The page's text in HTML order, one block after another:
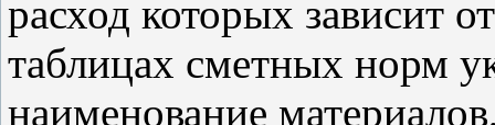
расход которых зависит
таблицах сметных норм
наименование